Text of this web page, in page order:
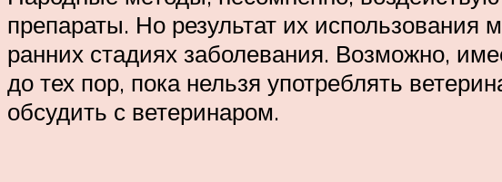
препараты. Но результат их
ранних стадиях заболевания. Возможно,
до тех пор, пока нельзя употреблять
обсудить с ветеринаром.